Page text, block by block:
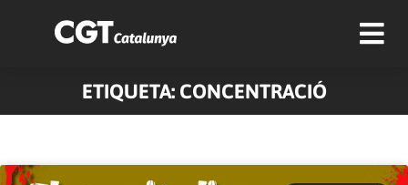
ETIQUETA: CONCENTRACIÓ